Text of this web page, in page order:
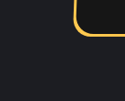
→ Купить